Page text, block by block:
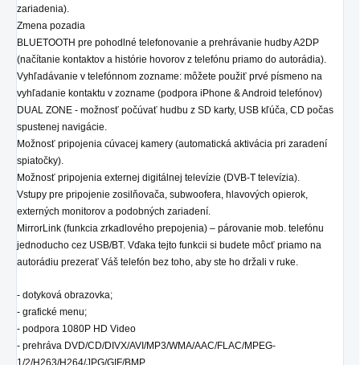
zariadenia).
Zmena pozadia
BLUETOOTH pre pohodlné telefonovanie a prehrávanie hudby A2DP
(načítanie kontaktov a histórie hovorov z telefónu priamo do autorádia).
Vyhľadávanie v telefónnom zozname: môžete použiť prvé písmeno na
vyhľadanie kontaktu v zozname (podpora iPhone & Android telefónov)
DUAL ZONE - možnosť počúvať hudbu z SD karty, USB kľúča, CD počas
spustenej navigácie.
Možnosť pripojenia cúvacej kamery (automatická aktivácia pri zaradení
spiatočky).
Možnosť pripojenia externej digitálnej televízie (DVB-T televízia).
Vstupy pre pripojenie zosilňovača, subwoofera, hlavových opierok,
externých monitorov a podobných zariadení.
MirrorLink (funkcia zrkadlového prepojenia) – párovanie mob. telefónu
jednoducho cez USB/BT. Vďaka tejto funkcii si budete môcť priamo na
autorádiu prezerať Váš telefón bez toho, aby ste ho držali v ruke.
- dotyková obrazovka;
- grafické menu;
- podpora 1080P HD Video
- prehráva DVD/CD/DIVX/AVI/MP3/WMA/AAC/FLAC/MPEG-
1/2/H263/H264/JPG/GIF/BMP